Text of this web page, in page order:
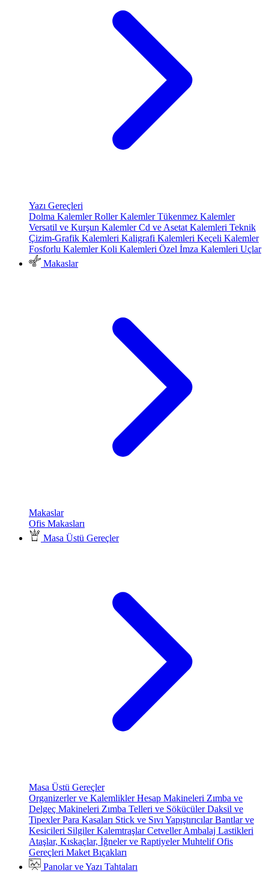
Yazı Gereçleri
Dolma KalemlerRoller KalemlerTükenmez Kalemler
Versatil ve Kurşun KalemlerCd ve Asetat Kalemleri Teknik
Çizim-Grafik Kalemleri Kaligrafi Kalemleri Keçeli Kalemler
Fosforlu KalemlerKoli Kalemleri Özel İmza Kalemleri Uçlar
Makaslar
Makaslar
Ofis Makasları
Masa Üstü Gereçler
Masa Üstü Gereçler
Organizerler ve KalemliklerHesap Makineleri Zımba ve
Delgeç Makineleri Zımba Telleri ve SökücülerDaksil ve
TipexlerPara Kasaları Stick ve Sıvı YapıştırıcılarBantlar ve
Kesicileri SilgilerKalemtraşlarCetvellerAmbalaj Lastikleri
Ataşlar, Kıskaçlar, İğneler ve RaptiyelerMuhtelif Ofis
Gereçleri Maket Bıçakları
Panolar ve Yazı Tahtaları